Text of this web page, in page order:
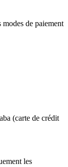
modes de paiement
(carte de crédit
les